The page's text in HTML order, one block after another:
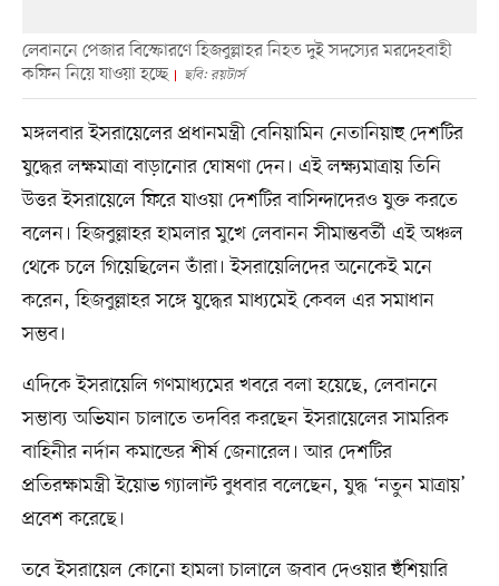
লেবাননে পেজার বিস্ফোরণে হিজবুল্লাহর নিহত দুই সদস্যের মরদেহবাহী
কফিন নিয়ে যাওয়া হচ্ছে
ছবি: রয়টার্স
মঙ্গলবার ইসরায়েলের প্রধানমন্ত্রী বেনিয়ামিন নেতানিয়াহু দেশটির
যুদ্ধের লক্ষমাত্রা বাড়ানোর ঘোষণা দেন। এই লক্ষ্যমাত্রায় তিনি
উত্তর ইসরায়েলে ফিরে যাওয়া দেশটির বাসিন্দাদেরও যুক্ত করতে
বলেন। হিজবুল্লাহর হামলার মুখে লেবানন সীমান্তবর্তী এই অঞ্চল
থেকে চলে গিয়েছিলেন তাঁরা। ইসরায়েলিদের অনেকেই মনে
করেন, হিজবুল্লাহর সঙ্গে যুদ্ধের মাধ্যমেই কেবল এর সমাধান
সম্ভব।
এদিকে ইসরায়েলি গণমাধ্যমের খবরে বলা হয়েছে, লেবাননে
সম্ভাব্য অভিযান চালাতে তদবির করছেন ইসরায়েলের সামরিক
বাহিনীর নর্দান কমান্ডের শীর্ষ জেনারেল। আর দেশটির
প্রতিরক্ষামন্ত্রী ইয়োভ গ্যালান্ট বুধবার বলেছেন, যুদ্ধ ‘নতুন মাত্রায়’
প্রবেশ করেছে।
তবে ইসরায়েল কোনো হামলা চালালে জবাব দেওয়ার হুঁশিয়ারি